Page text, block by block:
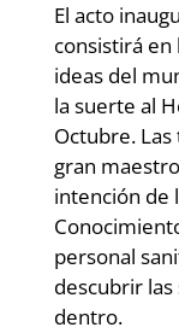
El acto
consistirá
ideas del
la suerte al
Octubre.
gran
intención de
personal
descubrir
dentro.